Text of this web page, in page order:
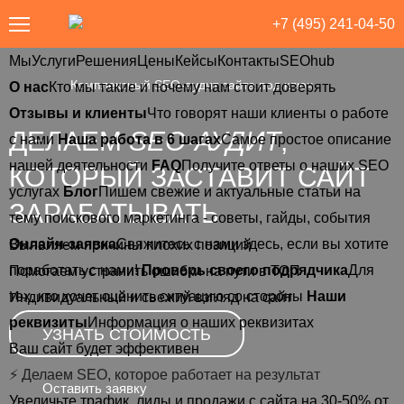
+7 (495) 241-04-50
МыУслугиРешения ЦеныКейсыКонтактыSEOhub
О насКто мы такие и почему нам стоит доверять
Отзывы и клиентыЧто говорят наши клиенты о работе
с нами Наша работа в 6 шагахСамое простое описание
нашей деятельности FAQПолучите ответы о наших SEO
услугах БлогПишем свежие и актуальные статьи на
тему поискового маркетинга - советы, гайды, события
Онлайн-заявкаСвяжитесь с нами здесь, если вы хотите
поработать с нами! Проверь своего подрядчикаДля
тех, кто хочет оценить ситуацию со стороны Наши
реквизитыИнформация о наших реквизитах
Ваш сайт будет эффективен
⚡ Делаем SEO, которое работает на результат
Увеличьте трафик, лиды и продажи с сайта на 30-50% от
SEOhub
Комплексный SEO-аудит сайта под ключ
ДЕЛАЕМSEO-АУДИТ,
КОТОРЫЙ ЗАСТАВИТ САЙТ
ЗАРАБАТЫВАТЬ
Выявляем причины плохих позиций
Помогаем устранить ошибки на пути в ТОП
Индивидуальный и свежий взгляд на сайт
УЗНАТЬ СТОИМОСТЬ
Оставить заявку